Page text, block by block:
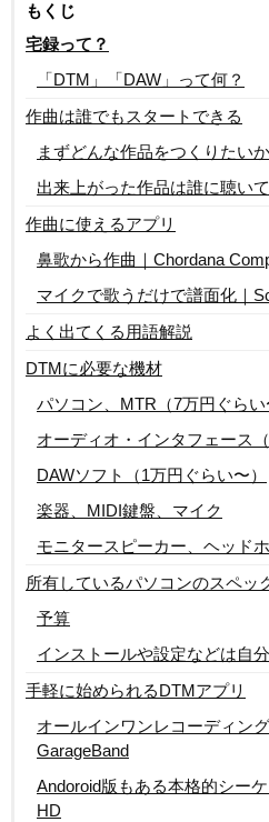
もくじ
宅録って？
「DTM」「DAW」って何？
作曲は誰でもスタートできる
まずどんな作品をつくりたい
出来上がった作品は誰に聴い
作曲に使えるアプリ
鼻歌から作曲｜Chordana
マイクで歌うだけで譜面化｜
よく出てくる用語解説
DTMに必要な機材
パソコン、MTR（7万円ぐらい
オーディオ・インタフェース
DAWソフト（1万円ぐらい〜）
楽器、MIDI鍵盤、マイク
モニタースピーカー、ヘッド
所有しているパソコンのスペッ
予算
インストールや設定などは自
手軽に始められるDTMアプリ
オールインワンレコーディン
GarageBand
Andoroid版もある本格的シー
HD